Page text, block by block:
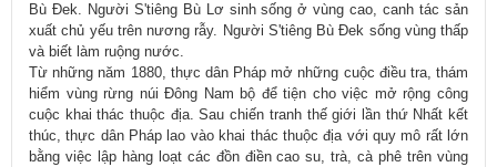
Bù Đek. Người S'tiêng Bù Lơ sinh sống ở vùng cao, canh tác sản
xuất chủ yếu trên nương rẫy. Người S'tiêng Bù Đek sống vùng thấp
và biết làm ruộng nước.
Từ những năm 1880, thực dân Pháp mở những cuộc điều tra, thám
hiểm vùng rừng núi Đông Nam bộ để tiện cho việc mở rộng công
cuộc khai thác thuộc địa. Sau chiến tranh thế giới lần thứ Nhất kết
thúc, thực dân Pháp lao vào khai thác thuộc địa với quy mô rất lớn
bằng việc lập hàng loạt các đồn điền cao su, trà, cà phê trên vùng